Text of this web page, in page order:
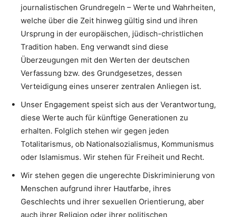
journalistischen Grundregeln – Werte und Wahrheiten,
welche über die Zeit hinweg gültig sind und ihren
Ursprung in der europäischen, jüdisch-christlichen
Tradition haben. Eng verwandt sind diese
Überzeugungen mit den Werten der deutschen
Verfassung bzw. des Grundgesetzes, dessen
Verteidigung eines unserer zentralen Anliegen ist.
Unser Engagement speist sich aus der Verantwortung,
diese Werte auch für künftige Generationen zu
erhalten. Folglich stehen wir gegen jeden
Totalitarismus, ob Nationalsozialismus, Kommunismus
oder Islamismus. Wir stehen für Freiheit und Recht.
Wir stehen gegen die ungerechte Diskriminierung von
Menschen aufgrund ihrer Hautfarbe, ihres
Geschlechts und ihrer sexuellen Orientierung, aber
auch ihrer Religion oder ihrer politischen